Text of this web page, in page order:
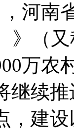
河南
》（
万农
继续
，建